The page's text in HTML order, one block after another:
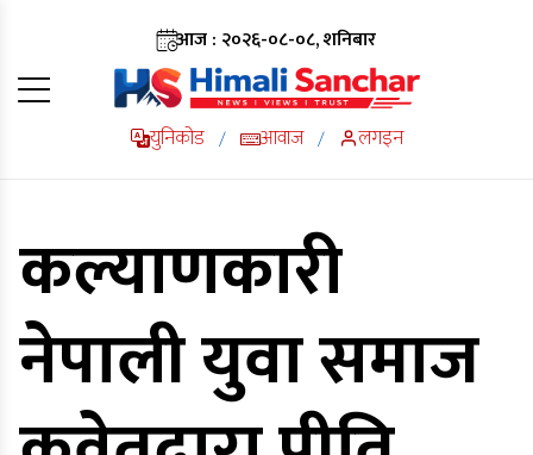
आज : २०२६-०८-०८, शनिबार
युनिकोड / आवाज / लगइन
कल्याणकारी
नेपाली युवा समाज